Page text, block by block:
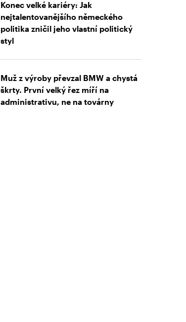
Konec velké kariéry: Jak
nejtalentovanějšího německého
politika zničil jeho vlastní politický
styl
Muž z výroby převzal BMW a chystá
škrty. První velký řez míří na
administrativu, ne na továrny